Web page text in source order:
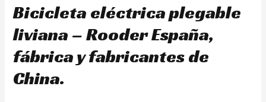
Bicicleta eléctrica plegable
liviana – Rooder España,
fábrica y fabricantes de
China.